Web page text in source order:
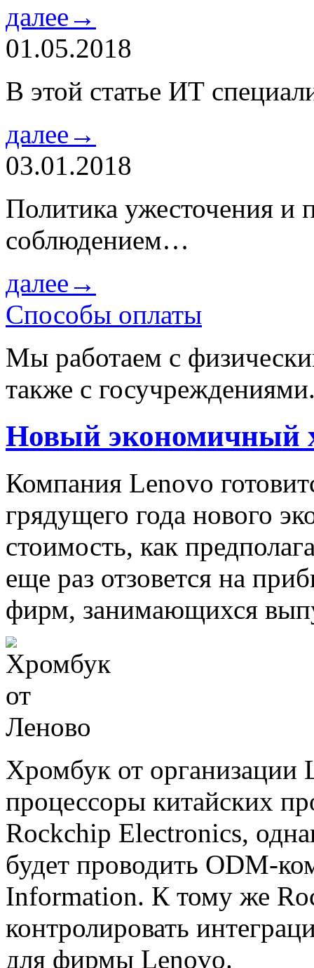
далее→
01.05.2018
В этой статье ИТ
далее→
03.01.2018
Политика ужесточения и
соблюдением…
далее→
Способы оплаты
Мы работаем с
также с
Новый экономичный
Компания Lenovo
грядущего года нового
стоимость, как
еще раз отзовется на
фирм, занимающихся
Хромбук от организации
процессоры китайских
Rockchip Electronics,
будет проводить ODM-
Information. К тому же
контролировать
для фирмы Lenovo.